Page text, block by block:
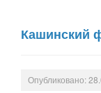
Социальная
Муниципальные
Кашинский
Опубликовано: